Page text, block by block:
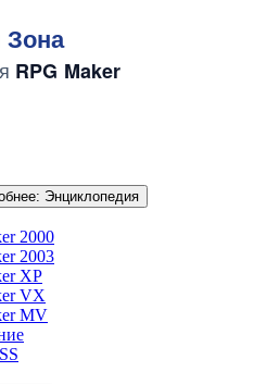
Энциклопедия
2000
2003
XP
VX
MV